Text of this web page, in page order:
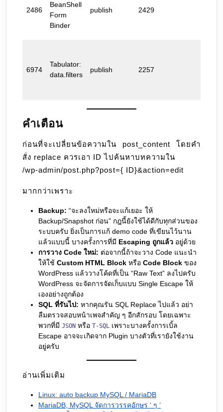
2486
BeanShell
Form
Binder
publish 2429
6974
Tabulator:
data.filters
publish 2257
คำเตือน
ก่อนที่จะเปลี่ยนข้อความใน post_content โดยคำ
สั่ง replace ควรเอา ID ไปค้นหาบทความใน
/wp-admin/post.php?post={ ID}&action=edit
มากกว่าเพราะ
Backup: “จะลงใหม่หรือจะแก้เยอะ ให้
Backup/Snapshot ก่อน” กฎนี้ยังใช้ได้ดีกับทุกส่วนของ
ระบบครับ ยิ่งเป็นการแก้ demo code ที่เขียนไว้นาน
แล้วแบบนี้ บางครั้งการที่มี Escaping ถูกแล้ว อยู่ด้วย
การวาง Code ใหม่: ต่อจากนี้ถ้าจะวาง Code แนะนำ
ให้ใช้ Custom HTML Block หรือ Code Block ของ
WordPress แล้ววางโค้ดที่เป็น “Raw Text” ลงไปครับ
WordPress จะจัดการจัดเก็บแบบ Single Escape ให้
เองอย่างถูกต้อง
SQL ที่รันไป: หากคุณรัน SQL Replace ไปแล้ว อย่า
ลืมตรวจสอบหน้าเพจสำคัญ ๆ อีกสักรอบ โดยเฉพาะ
พวกที่มี JSON หรือ T-SQL เพราะบางครั้งการเบิ้ล
Escape อาจจะเกิดจาก Plugin บางตัวที่เรายังใช้งาน
อยู่ครับ
อ่านเพิ่มเติม
Linux: auto backup MySQL / MariaDB
MariaDB, MySQL จัดการวรรคอักษร ‘ ๆ ’